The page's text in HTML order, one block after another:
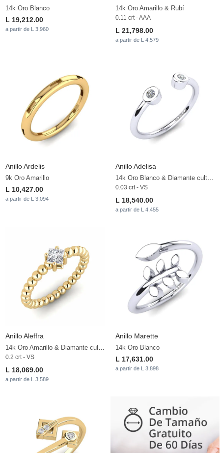
14k Oro Blanco
L 19,212.00
a partir de L 3,960
14k Oro Amarillo & Rubí
0.11 crt - AAA
L 21,798.00
a partir de L 4,579
Anillo Ardelis
9k Oro Amarillo
L 10,427.00
a partir de L 3,094
Anillo Adelisa
14k Oro Blanco & Diamante cultivado en laboratorio
0.03 crt - VS
L 18,540.00
a partir de L 4,455
Anillo Aleffra
14k Oro Amarillo & Diamante cultivado en laboratorio
0.2 crt - VS
L 18,069.00
a partir de L 3,589
Anillo Marette
14k Oro Blanco
L 17,631.00
a partir de L 3,898